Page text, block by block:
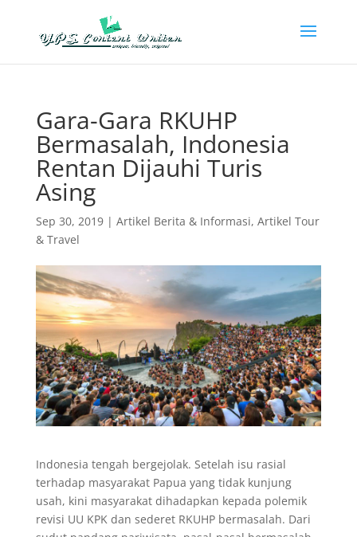
Gara-Gara RKUHP
Bermasalah, Indonesia
Rentan Dijauhi Turis
Asing
Sep 30, 2019| Artikel Berita & Informasi, Artikel Tour
& Travel
Indonesia tengah bergejolak. Setelah isu rasial
terhadap masyarakat Papua yang tidak kunjung
usah, kini masyarakat dihadapkan kepada polemik
revisi UU KPK dan sederet RKUHP bermasalah. Dari